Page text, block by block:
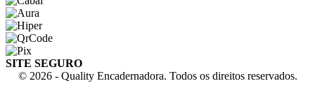
SITE SEGURO
© 2026 - Quality Encadernadora. Todos os direitos reservados.